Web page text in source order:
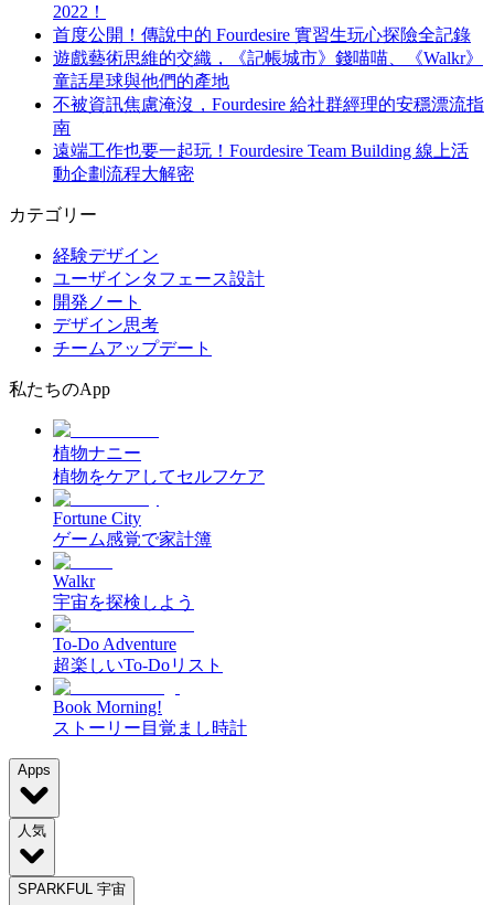
2022！
首度公開！傳說中的 Fourdesire 實習生玩心探險全記錄
遊戲藝術思維的交織，《記帳城市》錢喵喵、《Walkr》
童話星球與他們的產地
不被資訊焦慮淹沒，Fourdesire 給社群經理的安穩漂流指
南
遠端工作也要一起玩！Fourdesire Team Building 線上活
動企劃流程大解密
カテゴリー
経験デザイン
ユーザインタフェース設計
開発ノート
デザイン思考
チームアップデート
私たちのApp
植物ナニー
植物をケアしてセルフケア
Fortune City
ゲーム感覚で家計簿
Walkr
宇宙を探検しよう
To-Do Adventure
超楽しいTo-Doリスト
Book Morning!
ストーリー目覚まし時計
Apps
人気
SPARKFUL 宇宙